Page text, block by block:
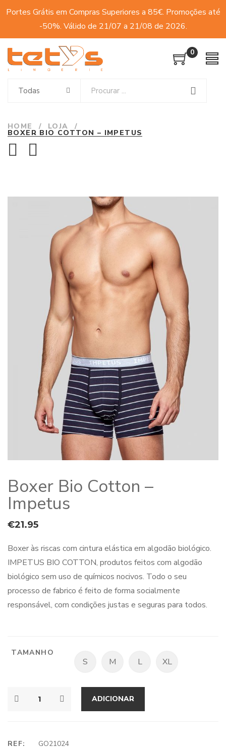
Portes Grátis em Compras Superiores a 85€. Promoções até
-50%. Válido de 21/07 a 21/08 de 2026.
0
Todas
HOME / LOJA /
BOXER BIO COTTON – IMPETUS
Boxer Bio Cotton –
Impetus
€21.95
Boxer às riscas com cintura elástica em algodão biológico.
IMPETUS BIO COTTON, produtos feitos com algodão
biológico sem uso de químicos nocivos. Todo o seu
processo de fabrico é feito de forma socialmente
responsável, com condições justas e seguras para todos.
TAMANHO
S M L XL
ADICIONAR
REF:
GO21024